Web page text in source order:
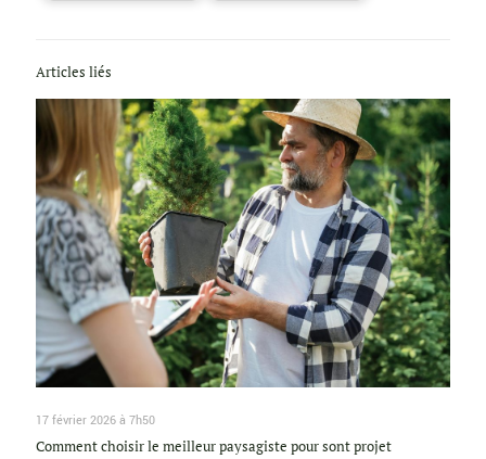
Articles liés
17 février 2026 à 7h50
Comment choisir le meilleur paysagiste pour sont projet